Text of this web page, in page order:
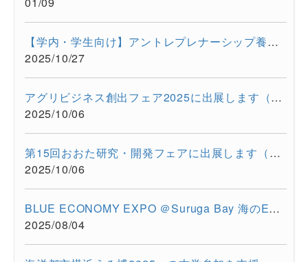
【学内・学生向け】アントレプレナーシップ養成プログラム ビジ...
2025/10/27
アグリビジネス創出フェア2025に出展します（2025/11/26-11/28）
2025/10/06
第15回おおた研究・開発フェアに出展します（2025/10/30-10/31）
2025/10/06
BLUE ECONOMY EXPO ＠Suruga Bay 海のEXPO（2025/7/28-7/29）に超...
2025/08/04